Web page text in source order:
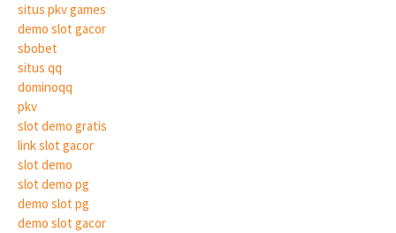
situs pkv games
demo slot gacor
sbobet
situs qq
dominoqq
pkv
slot demo gratis
link slot gacor
slot demo
slot demo pg
demo slot pg
demo slot gacor